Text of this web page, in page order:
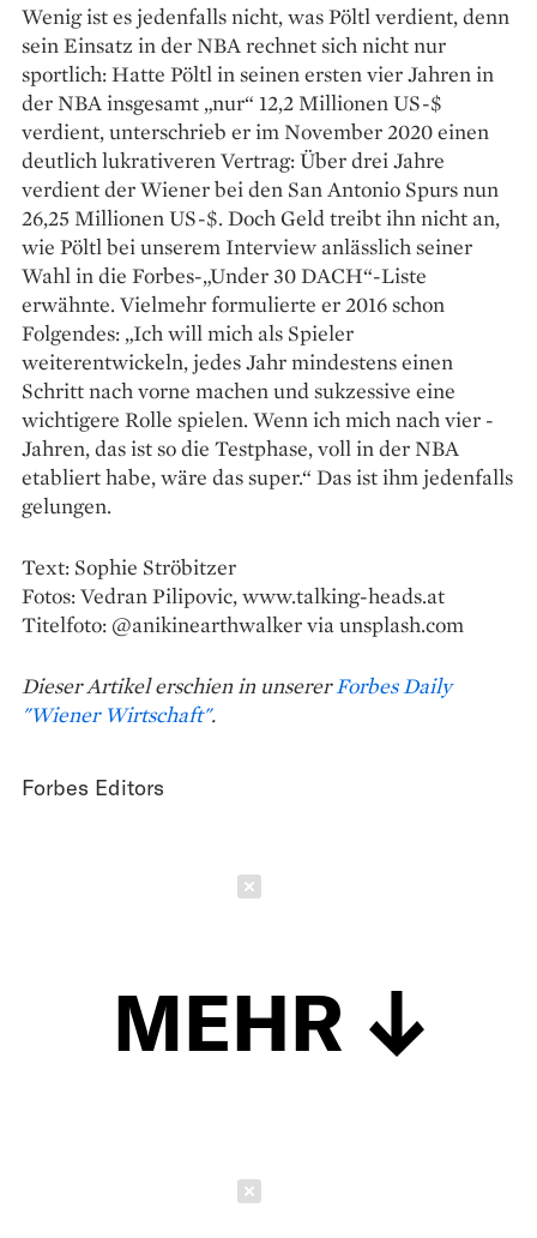
Wenig ist es jedenfalls nicht, was Pöltl verdient, denn
sein Einsatz in der NBA rechnet sich nicht nur
sportlich: Hatte Pöltl in seinen ersten vier Jahren in
der NBA insgesamt „nur“ 12,2 Millionen US-$
verdient, unterschrieb er im November 2020 einen
deutlich lukra­tiveren Vertrag: Über drei Jahre
verdient der Wiener bei den San Antonio Spurs nun
26,25 Millionen ­US-$. Doch Geld treibt ihn nicht an,
wie Pöltl bei unserem Interview anlässlich seiner
Wahl in die Forbes-„Under 30 DACH“-Liste
erwähnte. Vielmehr formulierte er 2016 schon
Folgendes: „Ich will mich als Spieler
weiterentwickeln, jedes Jahr mindestens einen
Schritt nach vorne machen und sukzessive eine
wichtigere Rolle spielen. Wenn ich mich nach vier ­
Jahren, das ist so die Testphase, voll in der NBA
etabliert habe, wäre das super.“ Das ist ihm jedenfalls
gelungen.
Text: Sophie Ströbitzer
Fotos: Vedran Pilipovic, www.talking-heads.at
Titelfoto: @anikinearthwalker via unsplash.com
Dieser Artikel erschien in unsererForbes Daily
"Wiener Wirtschaft".
Forbes Editors
MEHR